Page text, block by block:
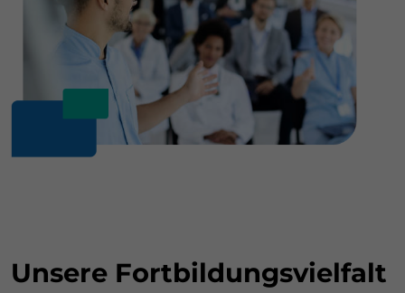
Unsere Fortbildungsvielfalt